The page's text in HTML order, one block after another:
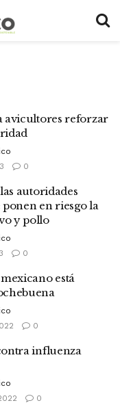
avicultores reforzar
0
autoridades
en riesgo la
y pollo
0
está
0
influenza
0